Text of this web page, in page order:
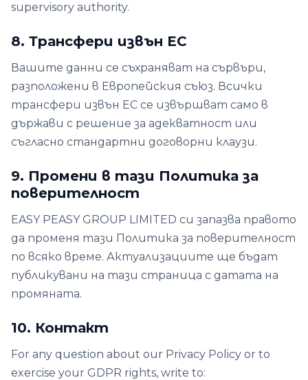
supervisory authority.
8. Трансфери извън ЕС
Вашите данни се съхраняват на сървъри,
разположени в Европейския съюз. Всички
трансфери извън ЕС се извършват само в
държави с решение за адекватност или
съгласно стандартни договорни клаузи.
9. Промени в тази Политика за
поверителност
EASY PEASY GROUP LIMITED си запазва правото
да променя тази Политика за поверителност
по всяко време. Актуализациите ще бъдат
публикувани на тази страница с датата на
промяната.
10. Контакт
For any question about our Privacy Policy or to
exercise your GDPR rights, write to: